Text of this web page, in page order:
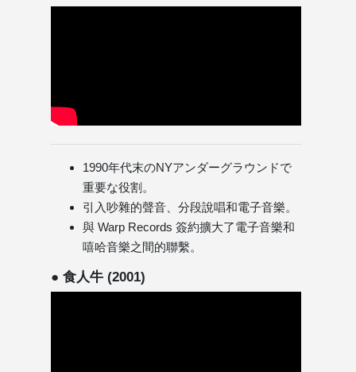
1990年代末のNYアンダーグラウンドで
重要な役割。
引入吵雜的聲音、分段說唱和電子音樂。
與 Warp Records 簽約擴大了電子音樂和
嘻哈音樂之間的聯繫。
● 食人牛 (2001)